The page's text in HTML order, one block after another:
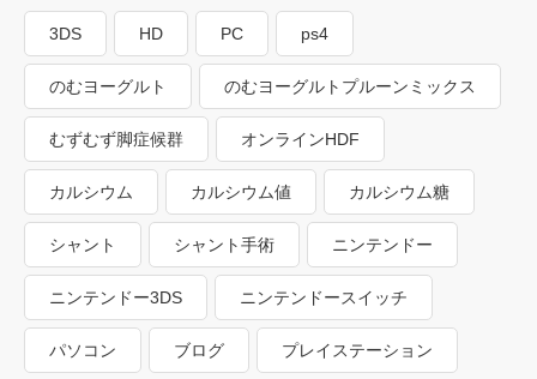
3DS HD PC ps4
のむヨーグルト のむヨーグルトプルーンミックス
むずむず脚症候群 オンラインHDF
カルシウム カルシウム値 カルシウム糖
シャント シャント手術 ニンテンドー
ニンテンドー3DS ニンテンドースイッチ
パソコン ブログ プレイステーション